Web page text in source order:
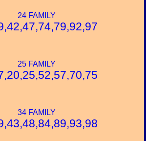
24 FAMILY
25 FAMILY
34 FAMILY